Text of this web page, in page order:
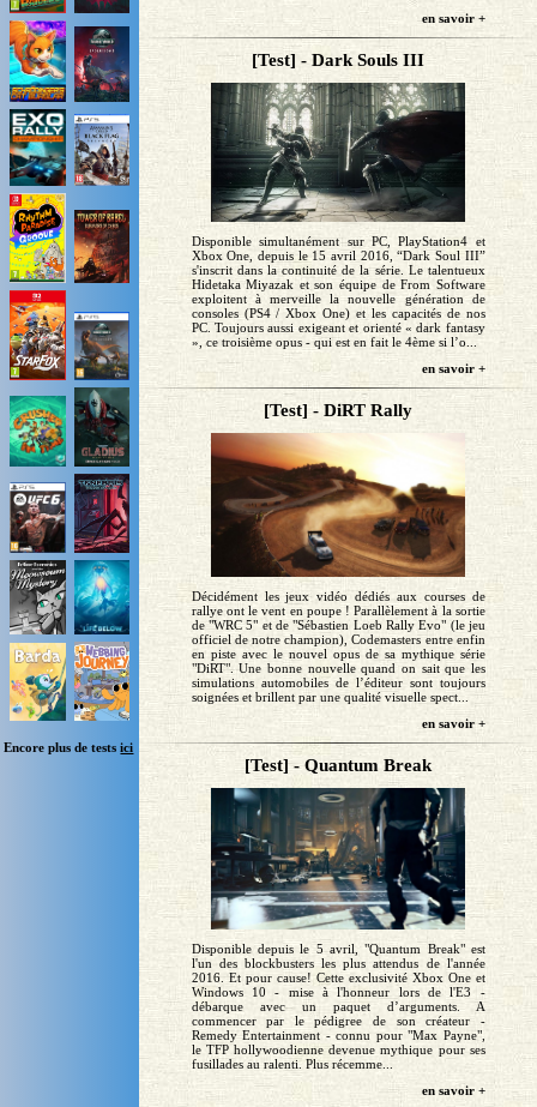
Encore plus de testsici
en savoir +
[Test] - Dark Souls III
Disponible simultanément sur PC, PlayStation4 et
Xbox One, depuis le 15 avril 2016, “Dark Soul III”
s'inscrit dans la continuité de la série. Le talentueux
Hidetaka Miyazak et son équipe de From Software
exploitent à merveille la nouvelle génération de
consoles (PS4 / Xbox One) et les capacités de nos
PC. Toujours aussi exigeant et orienté « dark fantasy
», ce troisième opus - qui est en fait le 4ème si l’o...
en savoir +
[Test] - DiRT Rally
Décidément les jeux vidéo dédiés aux courses de
rallye ont le vent en poupe ! Parallèlement à la sortie
de "WRC 5" et de "Sébastien Loeb Rally Evo" (le jeu
officiel de notre champion), Codemasters entre enfin
en piste avec le nouvel opus de sa mythique série
"DiRT". Une bonne nouvelle quand on sait que les
simulations automobiles de l’éditeur sont toujours
soignées et brillent par une qualité visuelle spect...
en savoir +
[Test] - Quantum Break
Disponible depuis le 5 avril, "Quantum Break" est
l'un des blockbusters les plus attendus de l'année
2016. Et pour cause! Cette exclusivité Xbox One et
Windows 10 - mise à l'honneur lors de l'E3 -
débarque avec un paquet d’arguments. A
commencer par le pédigree de son créateur -
Remedy Entertainment - connu pour "Max Payne",
le TFP hollywoodienne devenue mythique pour ses
fusillades au ralenti. Plus récemme...
en savoir +